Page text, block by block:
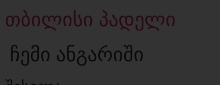
თბილისი პადელი
ჩემი ანგარიში